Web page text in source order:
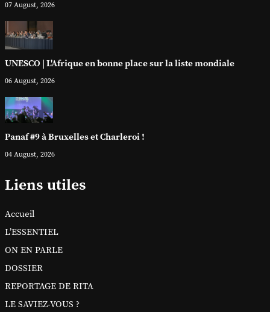
07 August, 2026
UNESCO | L'Afrique en bonne place sur la liste mondiale
06 August, 2026
Panaf #9 à Bruxelles et Charleroi !
04 August, 2026
Liens utiles
Accueil
L’ESSENTIEL
ON EN PARLE
DOSSIER
REPORTAGE DE RITA
LE SAVIEZ-VOUS ?